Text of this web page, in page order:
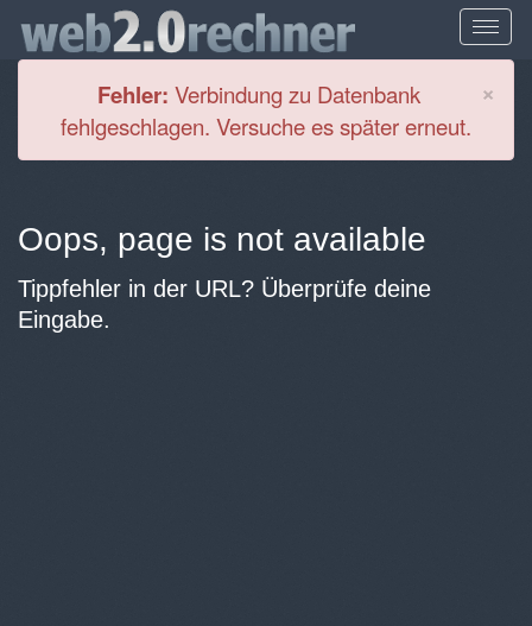
×
Fehler: Verbindung zu Datenbank
fehlgeschlagen. Versuche es später erneut.
Oops, page is not available
Tippfehler in der URL? Überprüfe deine
Eingabe.